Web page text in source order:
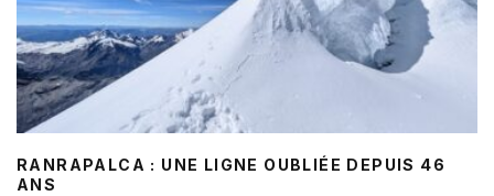
RANRAPALCA : UNE LIGNE OUBLIÉE DEPUIS 46
ANS